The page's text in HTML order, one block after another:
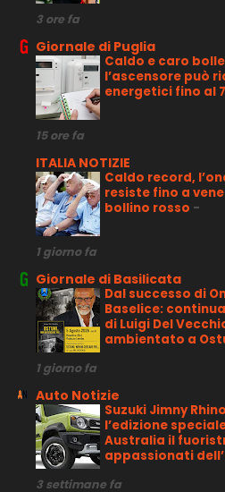
3 ore fa
Giornale di Puglia
Caldo e caro
l’ascensore può
energetici fino al
15 ore fa
ITALIA NOTIZIE
Caldo record,
resiste fino a
bollino rosso -
1 giorno fa
Giornale di Basilicata
Dal successo di
Baselice:
di Luigi Del
ambientato a
1 giorno fa
Auto Notizie
Suzuki Jimny
l’edizione
Australia il
appassionati
3 settimane fa